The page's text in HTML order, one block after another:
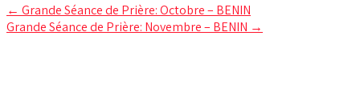
Post
navigation
← Grande Séance de Prière: Octobre – BENIN
Grande Séance de Prière: Novembre – BENIN →